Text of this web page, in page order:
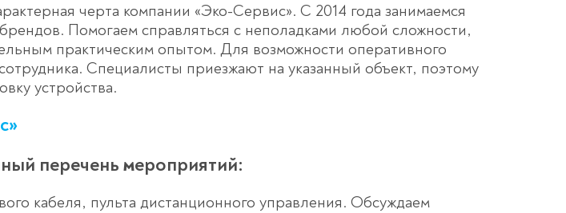
черта компании «Эко-Сервис». С 2014 года занимаемся
Помогаем справляться с неполадками любой сложности,
практическим опытом. Для возможности оперативного
Специалисты приезжают на указанный объект, поэтому
устройства.
перечень мероприятий:
кабеля, пульта дистанционного управления. Обсуждаем